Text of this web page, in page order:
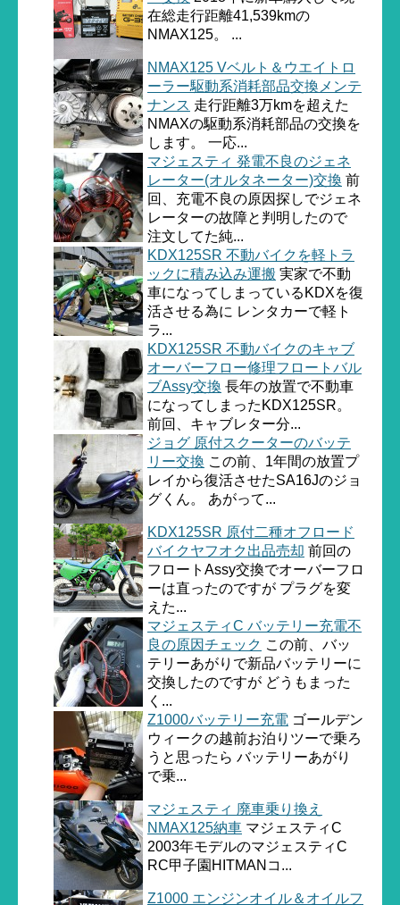
在総走行距離41,539kmの
NMAX125。 ...
NMAX125 Vベルト＆ウエイトロ
ーラー駆動系消耗部品交換メンテ
ナンス 走行距離3万kmを超えた
NMAXの駆動系消耗部品の交換を
します。 一応...
マジェスティ 発電不良のジェネ
レーター(オルタネーター)交換 前
回、充電不良の原因探しでジェネ
レーターの故障と判明したので
注文してた純...
KDX125SR 不動バイクを軽トラ
ックに積み込み運搬 実家で不動
車になってしまっているKDXを復
活させる為に レンタカーで軽ト
ラ...
KDX125SR 不動バイクのキャブ
オーバーフロー修理フロートバル
ブAssy交換 長年の放置で不動車
になってしまったKDX125SR。
前回、キャブレター分...
ジョグ 原付スクーターのバッテ
リー交換 この前、1年間の放置プ
レイから復活させたSA16Jのジョ
グくん。 あがって...
KDX125SR 原付二種オフロード
バイクヤフオク出品売却 前回の
フロートAssy交換でオーバーフロ
ーは直ったのですが プラグを変
えた...
マジェスティC バッテリー充電不
良の原因チェック この前、バッ
テリーあがりで新品バッテリーに
交換したのですが どうもまった
く...
Z1000バッテリー充電 ゴールデン
ウィークの越前お泊りツーで乗ろ
うと思ったら バッテリーあがり
で乗...
マジェスティ 廃車乗り換え
NMAX125納車 マジェスティC
2003年モデルのマジェスティC
RC甲子園HITMANコ...
Z1000 エンジンオイル＆オイルフ